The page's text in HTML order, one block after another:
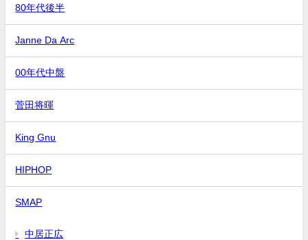
80年代後半
Janne Da Arc
00年代中盤
菅田将暉
King Gnu
HIPHOP
SMAP
中居正広